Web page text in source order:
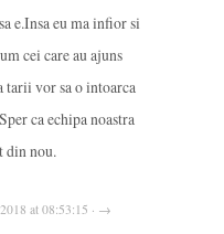
e.Insa eu ma infior si
cei care au ajuns
tarii vor sa o intoarca
ca echipa noastra
din nou.
at 08:53:15 · →